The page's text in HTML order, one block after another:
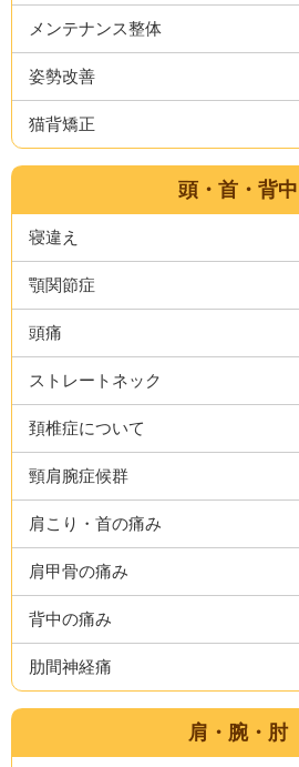
メンテナンス整体
姿勢改善
猫背矯正
頭・首・背中
寝違え
顎関節症
頭痛
ストレートネック
頚椎症について
頸肩腕症候群
肩こり・首の痛み
肩甲骨の痛み
背中の痛み
肋間神経痛
肩・腕・肘